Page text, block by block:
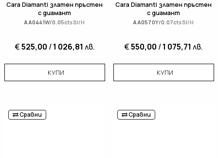
Cara Diamanti златен пръстен
с диамант
AA0441W/0.05ctsSI/H
€525,00 /1 026,81 лв.
КУПИ
Cara Diamanti златен пръстен
с диамант
AA0570Y/0.07ctsSI/H
€550,00 /1 075,71 лв.
КУПИ
Сравни Сравни